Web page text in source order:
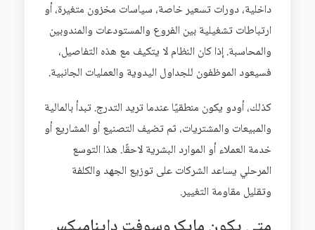
داخلية، دورات تسعير خاصة، سياسات مخزون متغيرة، أو
ارتباطات تشغيلية بين الفروع والمستودعات والمندوبين
والمحاسبة. إذا كان النظام لا يتكيف مع هذه التفاصيل،
فسيعود الموظفون للجداول اليدوية والعمليات الجانبية.
كذلك، أودو يكون منطقيًا عندما تريد التدرج. تبدأ بالمالية
والمبيعات والمشتريات، ثم تضيف التصنيع أو المشاريع أو
خدمة العملاء أو الموارد البشرية لاحقًا. هذا التوسع
المرحلي يساعد الشركات على توزيع الجهد والكلفة
وتقليل مقاومة التغيير.